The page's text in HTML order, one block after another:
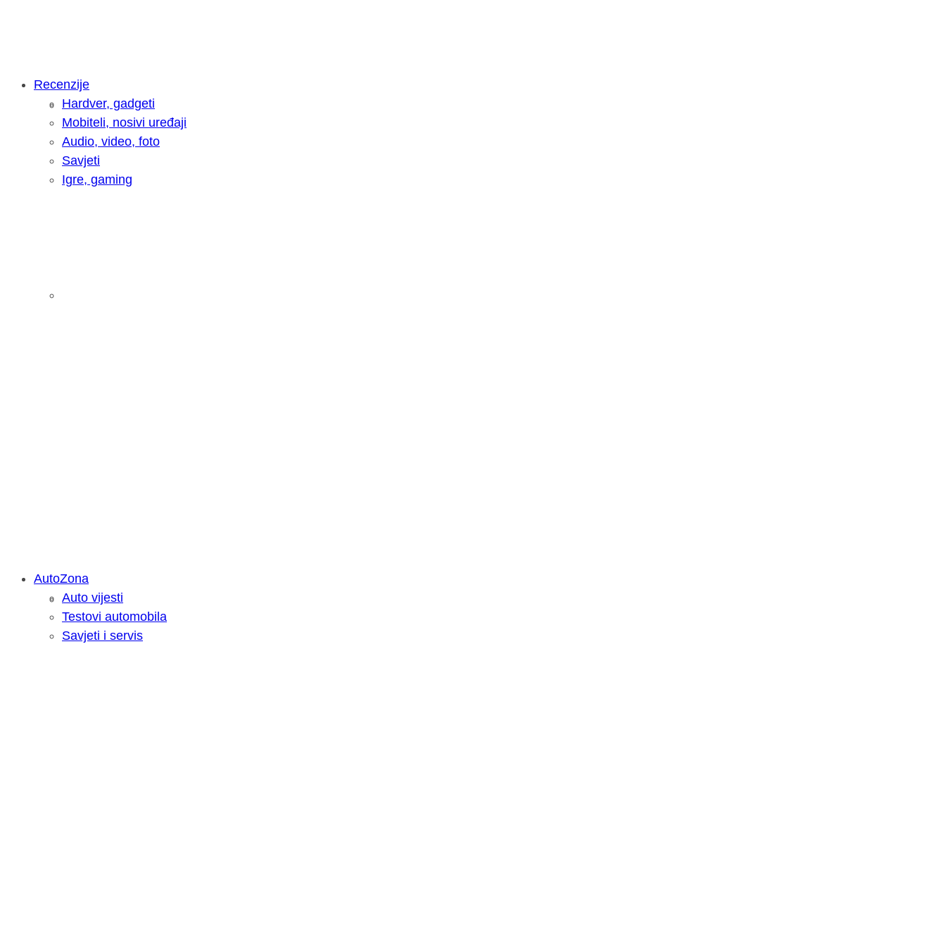
Intervju: Goran Jović, fotograf - Hrvatska kakvu svijet tek otkriva
Recenzije
Hardver, gadgeti
Mobiteli, nosivi uređaji
Audio, video, foto
Savjeti
Igre, gaming
Savjetujemo: Što učiniti kada vaš iPad treba servis? Alpha servis nudi rješenja
AutoZona
Auto vijesti
Testovi automobila
Savjeti i servis